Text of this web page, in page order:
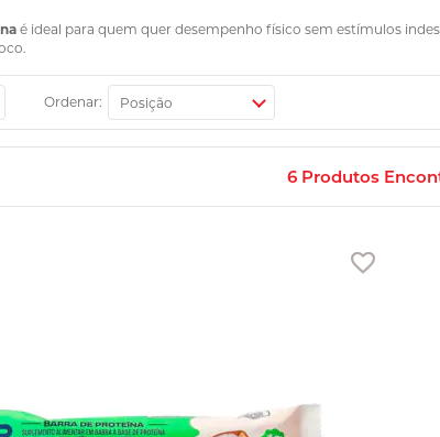
é ideal para quem quer desempenho físico sem estímulos
Ordenar:
6Produtos